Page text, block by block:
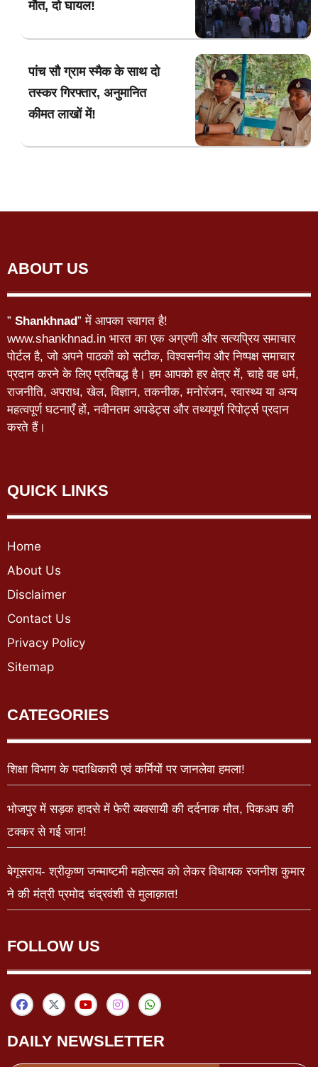
मौत, दो घायल!
पांच सौ ग्राम स्मैक के साथ दो
तस्कर गिरफ्तार, अनुमानित
कीमत लाखों में!
ABOUT US
” Shankhnad” में आपका स्वागत है!
www.shankhnad.in भारत का एक अग्रणी और सत्यप्रिय समाचार
पोर्टल है, जो अपने पाठकों को सटीक, विश्वसनीय और निष्पक्ष समाचार
प्रदान करने के लिए प्रतिबद्ध है। हम आपको हर क्षेत्र में, चाहे वह धर्म,
राजनीति, अपराध, खेल, विज्ञान, तकनीक, मनोरंजन, स्वास्थ्य या अन्य
महत्वपूर्ण घटनाएँ हों, नवीनतम अपडेट्स और तथ्यपूर्ण रिपोर्ट्स प्रदान
करते हैं।
QUICK LINKS
Home
About Us
Disclaimer
Contact Us
Privacy Policy
Sitemap
CATEGORIES
शिक्षा विभाग के पदाधिकारी एवं कर्मियों पर जानलेवा हमला!
भोजपुर में सड़क हादसे में फेरी व्यवसायी की दर्दनाक मौत, पिकअप की
टक्कर से गई जान!
बेगूसराय- श्रीकृष्ण जन्माष्टमी महोत्सव को लेकर विधायक रजनीश कुमार
ने की मंत्री प्रमोद चंद्रवंशी से मुलाक़ात!
FOLLOW US
DAILY NEWSLETTER